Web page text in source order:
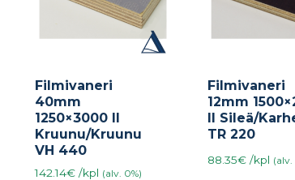
Filmivaneri
40mm
1250×3000 II
Kruunu/Kruunu
VH 440
142.14€ /kpl (alv. 0%)
Filmivaneri
12mm
II Sileä/
TR 220
88.35€ /kpl (alv.